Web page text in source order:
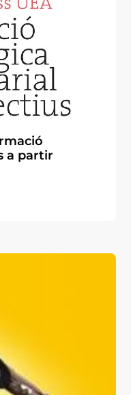
a partir